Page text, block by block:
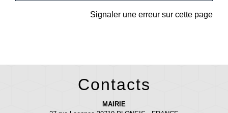
Signaler une erreur sur cette page
Contacts
MAIRIE